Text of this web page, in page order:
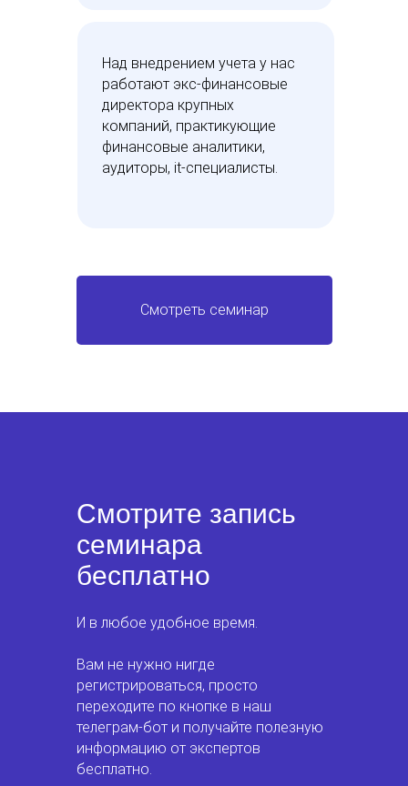
Над внедрением учета у нас
работают экс-финансовые
директора крупных
компаний, практикующие
финансовые аналитики,
аудиторы, it-специалисты.
Смотреть семинар
Смотрите запись
семинара
бесплатно
И в любое удобное время.
Вам не нужно нигде
регистрироваться, просто
переходите по кнопке в наш
телеграм-бот и получайте полезную
информацию от экспертов
бесплатно.
Содержание
Спикеры
центра
«Основа